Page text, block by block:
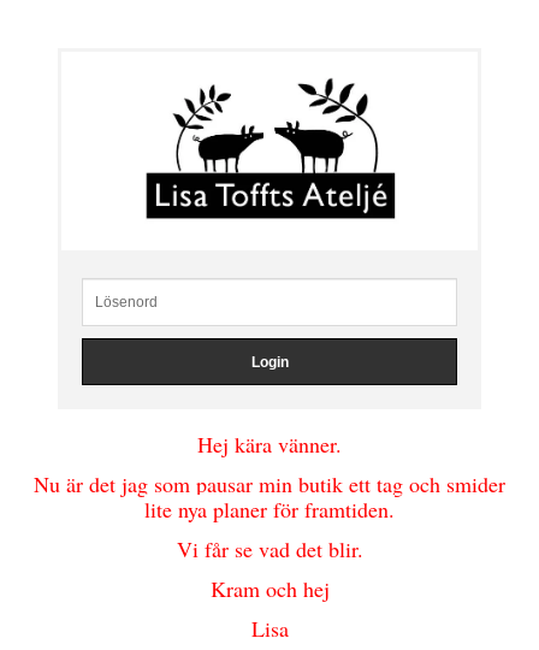
Hej kära vänner.
Nu är det jag som pausar min butik ett tag och smider
lite nya planer för framtiden.
Vi får se vad det blir.
Kram och hej
Lisa